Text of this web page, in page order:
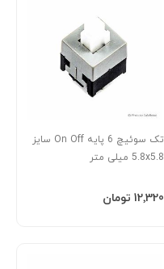
تک سوئیچ 6 پایه On Off سایز
5.8x5.8 میلی متر
‎12٬320 تومان
افزودن به سبد